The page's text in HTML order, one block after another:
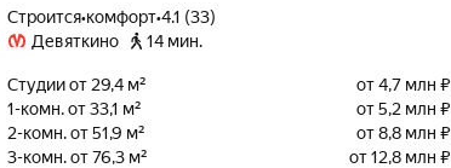
Строится•комфорт•4.1 (33)
Девяткино
14 мин.
Студии от 29,4 м²
от 4,7 млн ₽
1-комн. от 33,1 м²
от 5,2 млн ₽
2-комн. от 51,9 м²
от 8,8 млн ₽
3-комн. от 76,3 м²
от 12,8 млн ₽